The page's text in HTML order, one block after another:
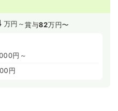
万円～賞与82万円〜
円～
円